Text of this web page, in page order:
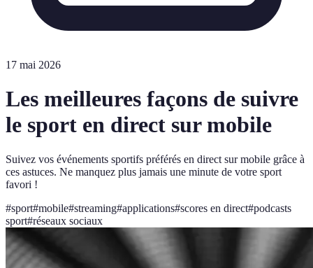
17 mai 2026
Les meilleures façons de suivre
le sport en direct sur mobile
Suivez vos événements sportifs préférés en direct sur mobile grâce à
ces astuces. Ne manquez plus jamais une minute de votre sport
favori !
#sport#mobile#streaming#applications#scores en direct#podcasts
sport#réseaux sociaux